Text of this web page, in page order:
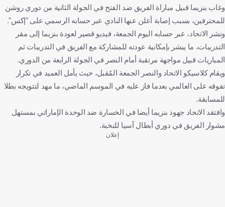
وغاب بنزيما قبيل مباراة الفريق ضد الفتح في الجولة الثانية من دوري روشن
للمحترفين، بسبب إصابة أعلن عنها النادي عبر حسابه الرسمي على "إكس".
ونشر الاتحاد، عبر حسابه اليوم الجمعة، فيديو قصير لعودة بنزيما إلى مقر
التدريبات، ما يبشر بإمكانية عودته للمشاركة مع الفريق في التدريبات ثم
المباريات قبيل مواجهة مرتقبة أمام النصر في الجولة الرابعة من الدوري.
ويقام كلاسيكو الاتحاد والنصر الجمعة المُقبل، حيث يأمل العميد في تكرار
تفوقه على العالمي بعدما فاز عليه في الموسم الماضي، ما مهد لتتويجه بطلا
للمسابقة.
وافتقد الاتحاد جهود بنزيما أيضا في الخسارة ضد الوحدة الإماراتي بمستهل
مشوار الفريق في دوري أبطال آسيا للنخبة.
إعلان